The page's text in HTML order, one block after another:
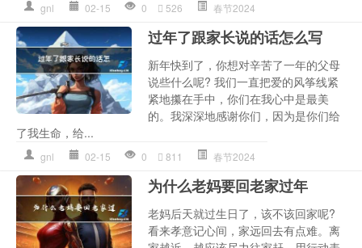
gnl 02-15 0 526 春节2024
过年了跟家长说的话怎么写
新年快到了，你想对辛苦了一年的父母
说些什么呢? 我们一直把爱的风筝线紧
紧地攥在手中，你们在我心中是最美
的。我深深地感谢你们，因为是你们给
了我生命，给...
gnl 02-15 0 811 春节2024
为什么老妈要回老家过年
老妈后天就过生日了，该不该回家呢?
看来孝意记心间，家远回去有点难。离